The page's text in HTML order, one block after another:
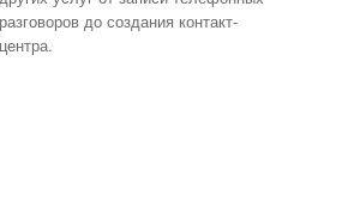
разговоров до создания контакт-
центра.